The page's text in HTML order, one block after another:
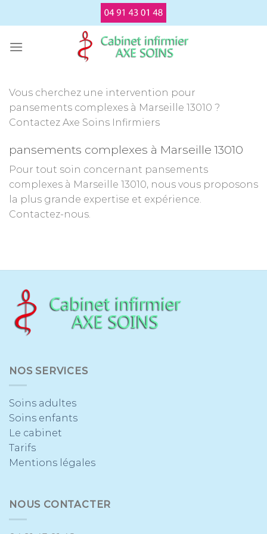
Vous cherchez une intervention pour
pansements complexes à Marseille 13010 ?
Contactez Axe Soins Infirmiers
pansements complexes à Marseille 13010
Pour tout soin concernant pansements
complexes à Marseille 13010, nous vous proposons
la plus grande expertise et expérience.
Contactez-nous.
NOS SERVICES
Soins adultes
Soins enfants
Le cabinet
Tarifs
Mentions légales
NOUS CONTACTER